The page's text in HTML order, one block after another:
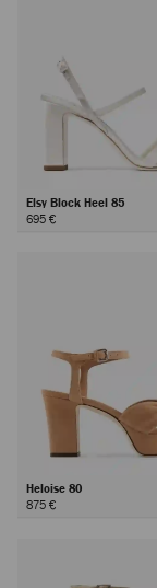
Elsy Block Heel 85
695 €
Heloise 80
875 €